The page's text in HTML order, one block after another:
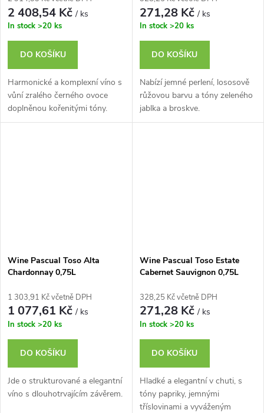
2 408,54 Kč/ ks
In stock >20 ks
DO KOŠÍKU
Harmonické a komplexní víno s
vůní zralého černého ovoce
doplněnou kořenitými tóny.
271,28 Kč/ ks
In stock >20 ks
DO KOŠÍKU
Nabízí jemné perlení, lososově
růžovou barvu a tóny zeleného
jablka a broskve.
Wine Pascual Toso Alta
Chardonnay 0,75L
1 303,91 Kč včetně DPH
1 077,61 Kč/ ks
In stock >20 ks
DO KOŠÍKU
Jde o strukturované a elegantní
víno s dlouhotrvajícím závěrem.
Wine Pascual Toso Estate
Cabernet Sauvignon 0,75L
328,25 Kč včetně DPH
271,28 Kč/ ks
In stock >20 ks
DO KOŠÍKU
Hladké a elegantní v chuti, s
tóny papriky, jemnými
tříslovinami a vyváženým